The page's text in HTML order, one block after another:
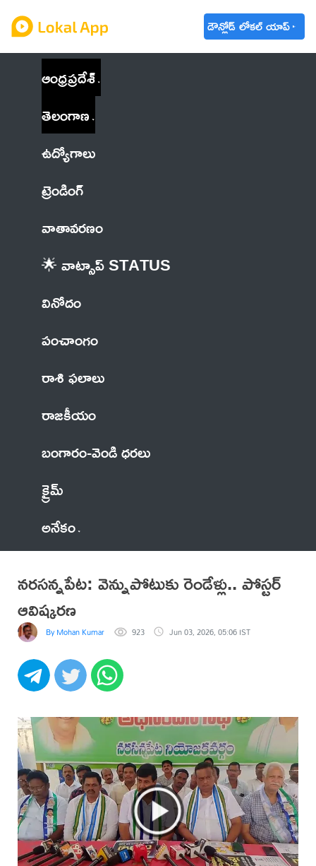
డౌన్లోడ్ లోకల్ యాప్
ఆంధ్రప్రదేశ్
తెలంగాణ
ఉద్యోగాలు
ట్రెండింగ్
వాతావరణం
🌟 వాట్సాప్ STATUS
వినోదం
పంచాంగం
రాశి ఫలాలు
రాజకీయం
బంగారం-వెండి ధరలు
క్రైమ్
అనేకం
నరసన్నపేట: వెన్నుపోటుకు రెండేళ్లు.. పోస్టర్
ఆవిష్కరణ
By Mohan Kumar 923 Jun 03, 2026, 05:06 IST